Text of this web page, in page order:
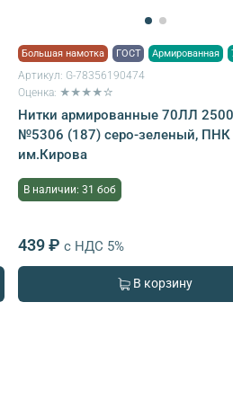
Большая намотка ГОСТ Армированная
Артикул: G-78356190474
Оценка: ★★★★☆
Нитки армированные 70ЛЛ
№5306 (187) серо-зеленый, ПНК
им.Кирова
В наличии: 31 боб
439 ₽ с НДС 5%
В корзину